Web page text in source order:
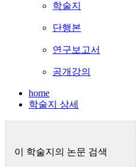
학술지
단행본
연구보고서
공개강의
home
학술지 상세
이 학술지의 논문 검색